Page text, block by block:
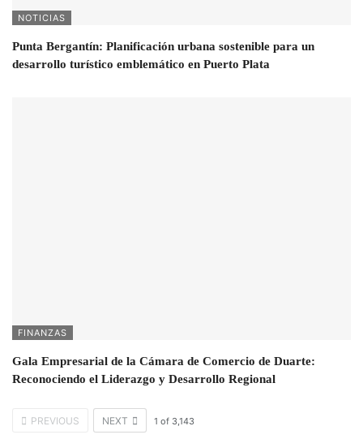
NOTICIAS
Punta Bergantín: Planificación urbana sostenible para un
desarrollo turístico emblemático en Puerto Plata
FINANZAS
Gala Empresarial de la Cámara de Comercio de Duarte:
Reconociendo el Liderazgo y Desarrollo Regional
PREVIOUS NEXT 1 of 3,143